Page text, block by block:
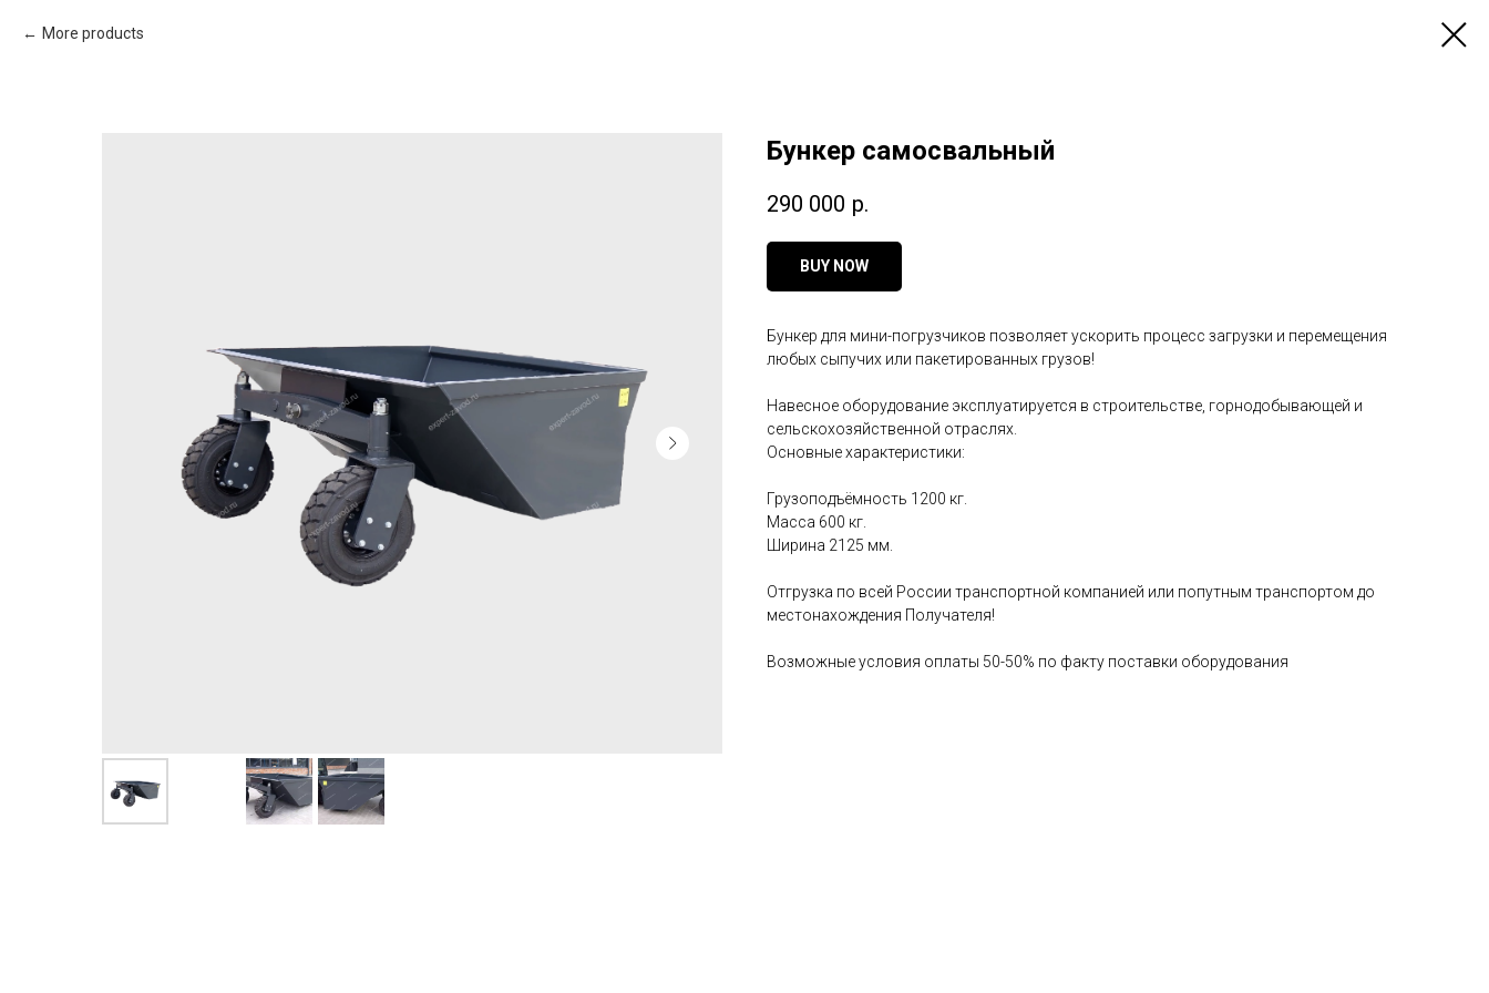
More products
Бункер самосвальный
290 000 р.
BUY NOW
Бункер для мини-погрузчиков позволяет ускорить процесс загрузки и перемещения
любых сыпучих или пакетированных грузов!
Навесное оборудование эксплуатируется в строительстве, горнодобывающей и
сельскохозяйственной отраслях.
Основные характеристики:
Грузоподъёмность 1200 кг.
Масса 600 кг.
Ширина 2125 мм.
Отгрузка по всей России транспортной компанией или попутным транспортом до
местонахождения Получателя!
Возможные условия оплаты 50-50% по факту поставки оборудования